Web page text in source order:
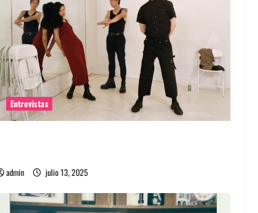
Entrevistas
admin julio 13, 2025